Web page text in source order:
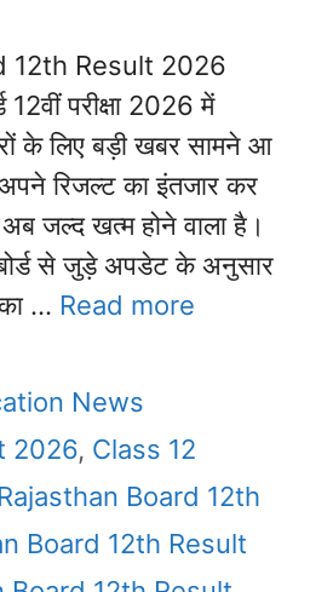
12th Result 2026
12वीं परीक्षा 2026 में
के लिए बड़ी खबर सामने आ
रिजल्ट का इंतजार कर
जल्द खत्म होने वाला है।
बोर्ड से जुड़े अपडेट के अनुसार
का … Read more
News
2026, Class 12
Rajasthan Board 12th
Board 12th Result